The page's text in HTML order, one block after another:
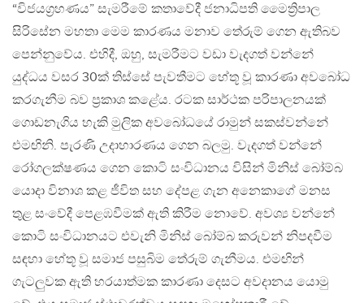
“විජයග්‍රහණය” සැමරීමේ කතාවේදී ජනාධිපති මෛත්‍රිපාල
සිරිසේන මහතා මෙම කාරණය මනාව තේරුම් ගෙන ඇතිබව
පෙන්නුවේය. එහිදී, ඔහු, සැමරීමට වඩා වැදගත් වන්නේ
යුද්ධය වසර 30ක් තිස්සේ පැවතීමට හේතූ වූ කාරණා අවබෝධ
කරගැනීම බව ප්‍රකාශ කළේය. රටක සාර්ථක පරිපාලනයක්
ගොඩනැගිය හැකි මුලික අවබෝධයේ රාමුන් සකස්වන්නේ
එමඟිනි. පැරණි උදාහාරණය ගෙන බලමු. වැදගත් වන්නේ
රෝගලක්ෂණය ගෙන කොටි සංවිධානය විසින් මිනිස් බෝම්බ
යොදා විනාශ කළ ජීවිත සහ දේපළ ගැන අනෙකාගේ මනස
තුළ සංවේදී පෙළඹවීමක් ඇති කිරීම නොවේ. අවශ්‍ය වන්නේ
කොටි සංවිධානයට එවැනි මිනිස් බෝම්බ කරුවන් නිපදවීම
සඳහා හේතූ වූ සමාජ පසුබිම තේරුම් ගැනීමය. එමඟින්
ගැටලුවක ඇති හරයාත්මක කාරණා දෙසට අවදානය යොමු